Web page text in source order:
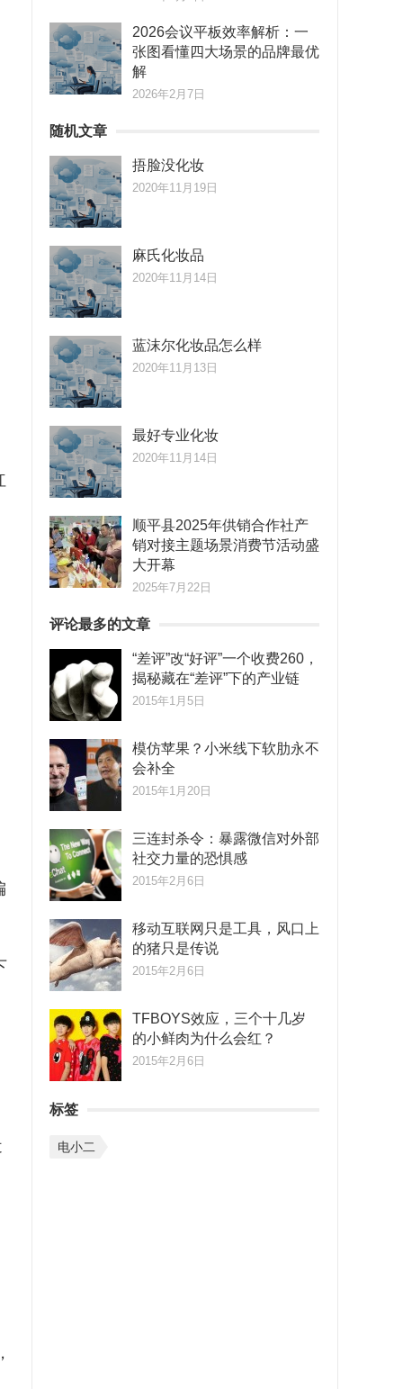
2026会议平板效率解析：一
张图看懂四大场景的品牌最优
解
2026年2月7日
随机文章
捂脸没化妆
2020年11月19日
麻氏化妆品
2020年11月14日
蓝沫尔化妆品怎么样
2020年11月13日
最好专业化妆
2020年11月14日
顺平县2025年供销合作社产
销对接主题场景消费节活动盛
大开幕
2025年7月22日
评论最多的文章
“差评”改“好评”一个收费260，
揭秘藏在“差评”下的产业链
2015年1月5日
模仿苹果？小米线下软肋永不
会补全
2015年1月20日
三连封杀令：暴露微信对外部
社交力量的恐惧感
2015年2月6日
移动互联网只是工具，风口上
的猪只是传说
2015年2月6日
TFBOYS效应，三个十几岁
的小鲜肉为什么会红？
2015年2月6日
标签
电小二